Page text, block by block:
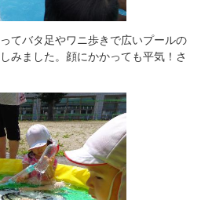
てバタ足やワニ歩きで広いプールの
みました。顔にかかっても平気！さ